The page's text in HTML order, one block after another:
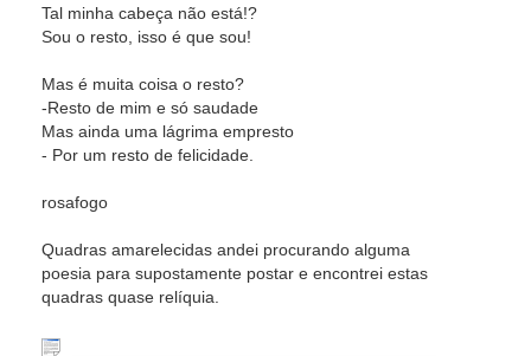
Tal minha cabeça não está!?
Sou o resto, isso é que sou!
Mas é muita coisa o resto?
-Resto de mim e só saudade
Mas ainda uma lágrima empresto
- Por um resto de felicidade.
rosafogo
Quadras amarelecidas andei procurando alguma
poesia para supostamente postar e encontrei estas
quadras quase relíquia.